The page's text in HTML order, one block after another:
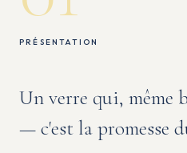
PRÉSENTATION
Un verre qui, même
— c'est la promesse